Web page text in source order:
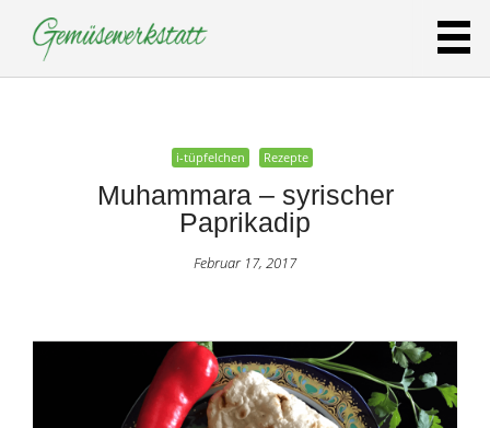
i-tüpfelchen Rezepte
i-tüpfelchen Rezepte
Muhammara – syrischer
Paprikadip
Februar 17, 2017